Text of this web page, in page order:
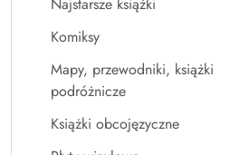
Komiksy
Mapy, przewodniki, książki
podróżnicze
Książki obcojęzyczne